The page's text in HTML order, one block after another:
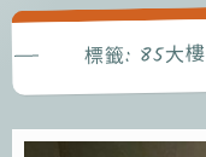
標籤: 85大樓